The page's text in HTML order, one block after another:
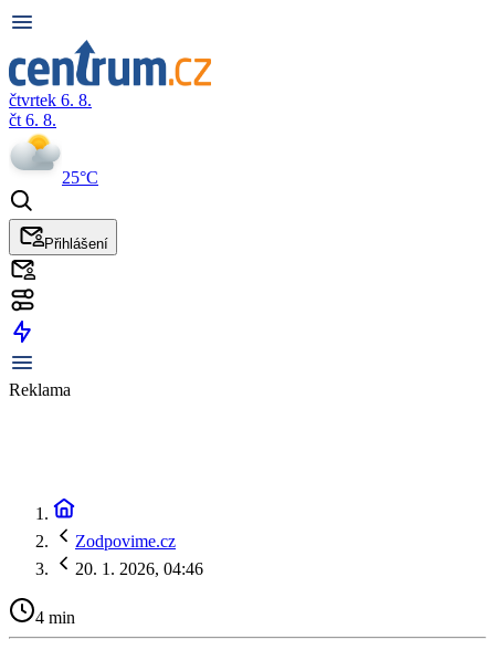
čtvrtek 6. 8.
čt 6. 8.
25°C
Přihlášení
Reklama
Zodpovime.cz
20. 1. 2026, 04:46
4 min